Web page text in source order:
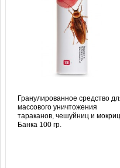
Гранулированное средство
массового уничтожения
тараканов, чешуйниц и мокриц.
Банка 100 гр.